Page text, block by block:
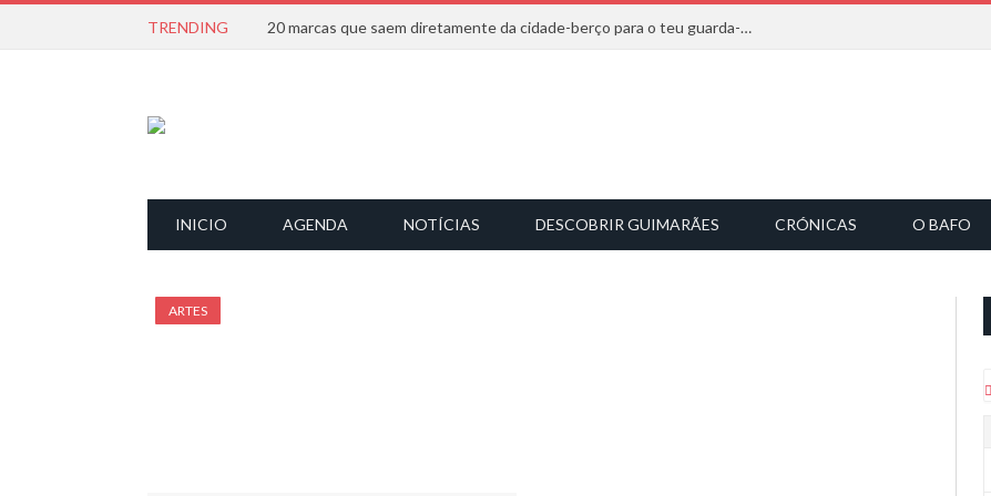
TRENDING 20 marcas que saem diretamente da cidade-berço para o teu guarda-roupa
INICIO AGENDA NOTÍCIAS DESCOBRIR GUIMARÃES CRÓNICAS O BAFO
ARTES